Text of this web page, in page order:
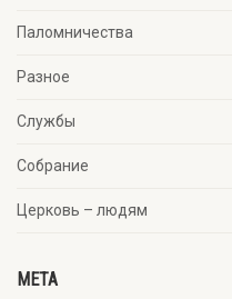
Паломничества
Разное
Службы
Собрание
Церковь – людям
META